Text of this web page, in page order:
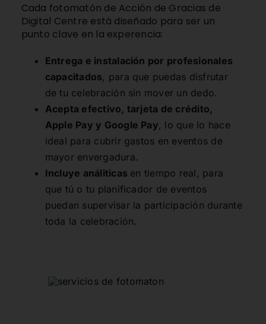
Cada fotomatón de Acción de Gracias de
Digital Centre está diseñado para ser un
punto clave en la experencia:
Entrega e instalación por profesionales
capacitados, para que puedas disfrutar
de tu celebración sin mover un dedo.
Acepta efectivo, tarjeta de crédito,
Apple Pay y Google Pay, lo que lo hace
ideal para cubrir gastos en eventos de
mayor envergadura.
Incluye análiticas en tiempo real, para
que tú o tu planificador de eventos
puedan supervisar la participación durante
toda la celebración.